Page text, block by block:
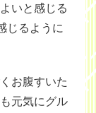
いと感じる
じるように
お腹すいた
元気にグル